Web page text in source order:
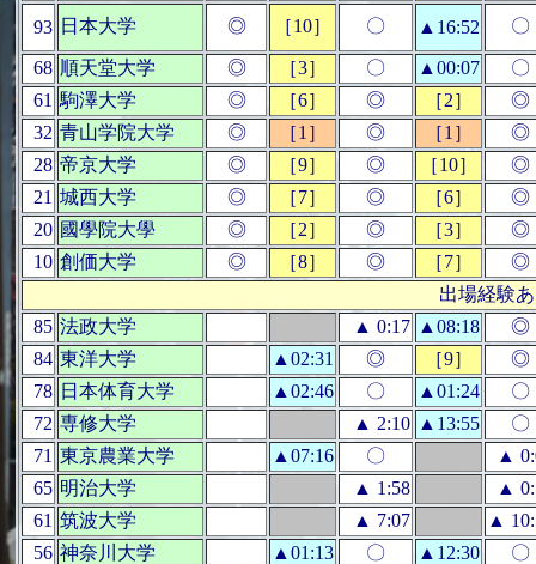
93 日本大学 ◎ ［10］ 〇 ▲16:52 〇
68 順天堂大学 ◎ ［3］ 〇 ▲00:07
〇
61 駒澤大学 ◎ ［6］ ◎ ［2］
◎
32 青山学院大学 ◎ ［1］ ◎ ［1］
◎
28 帝京大学 ◎ ［9］ ◎ ［10］
◎
21 城西大学 ◎ ［7］ ◎ ［6］
◎
20 國學院大學 ◎ ［2］ ◎ ［3］
◎
10 創価大学 ◎ ［8］ ◎ ［7］
◎
出場経験
85 法政大学 ▲ 0:17 ▲08:18
◎
84 東洋大学 ▲02:31 ◎ ［9］
◎
78 日本体育大学 ▲02:46 〇 ▲01:24
〇
72 専修大学 ▲ 2:10 ▲13:55
〇
71 東京農業大学 ▲07:16 〇
▲
65 明治大学 ▲ 1:58
▲
61 筑波大学 ▲ 7:07
▲
56 神奈川大学 ▲01:13 〇 ▲12:30
〇